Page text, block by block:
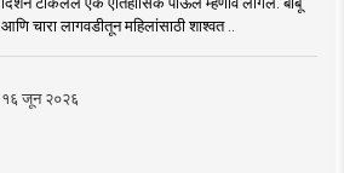
आणि चारा लागवडीतून महिलांसाठी शाश्वत ..
१६ जून २०२६